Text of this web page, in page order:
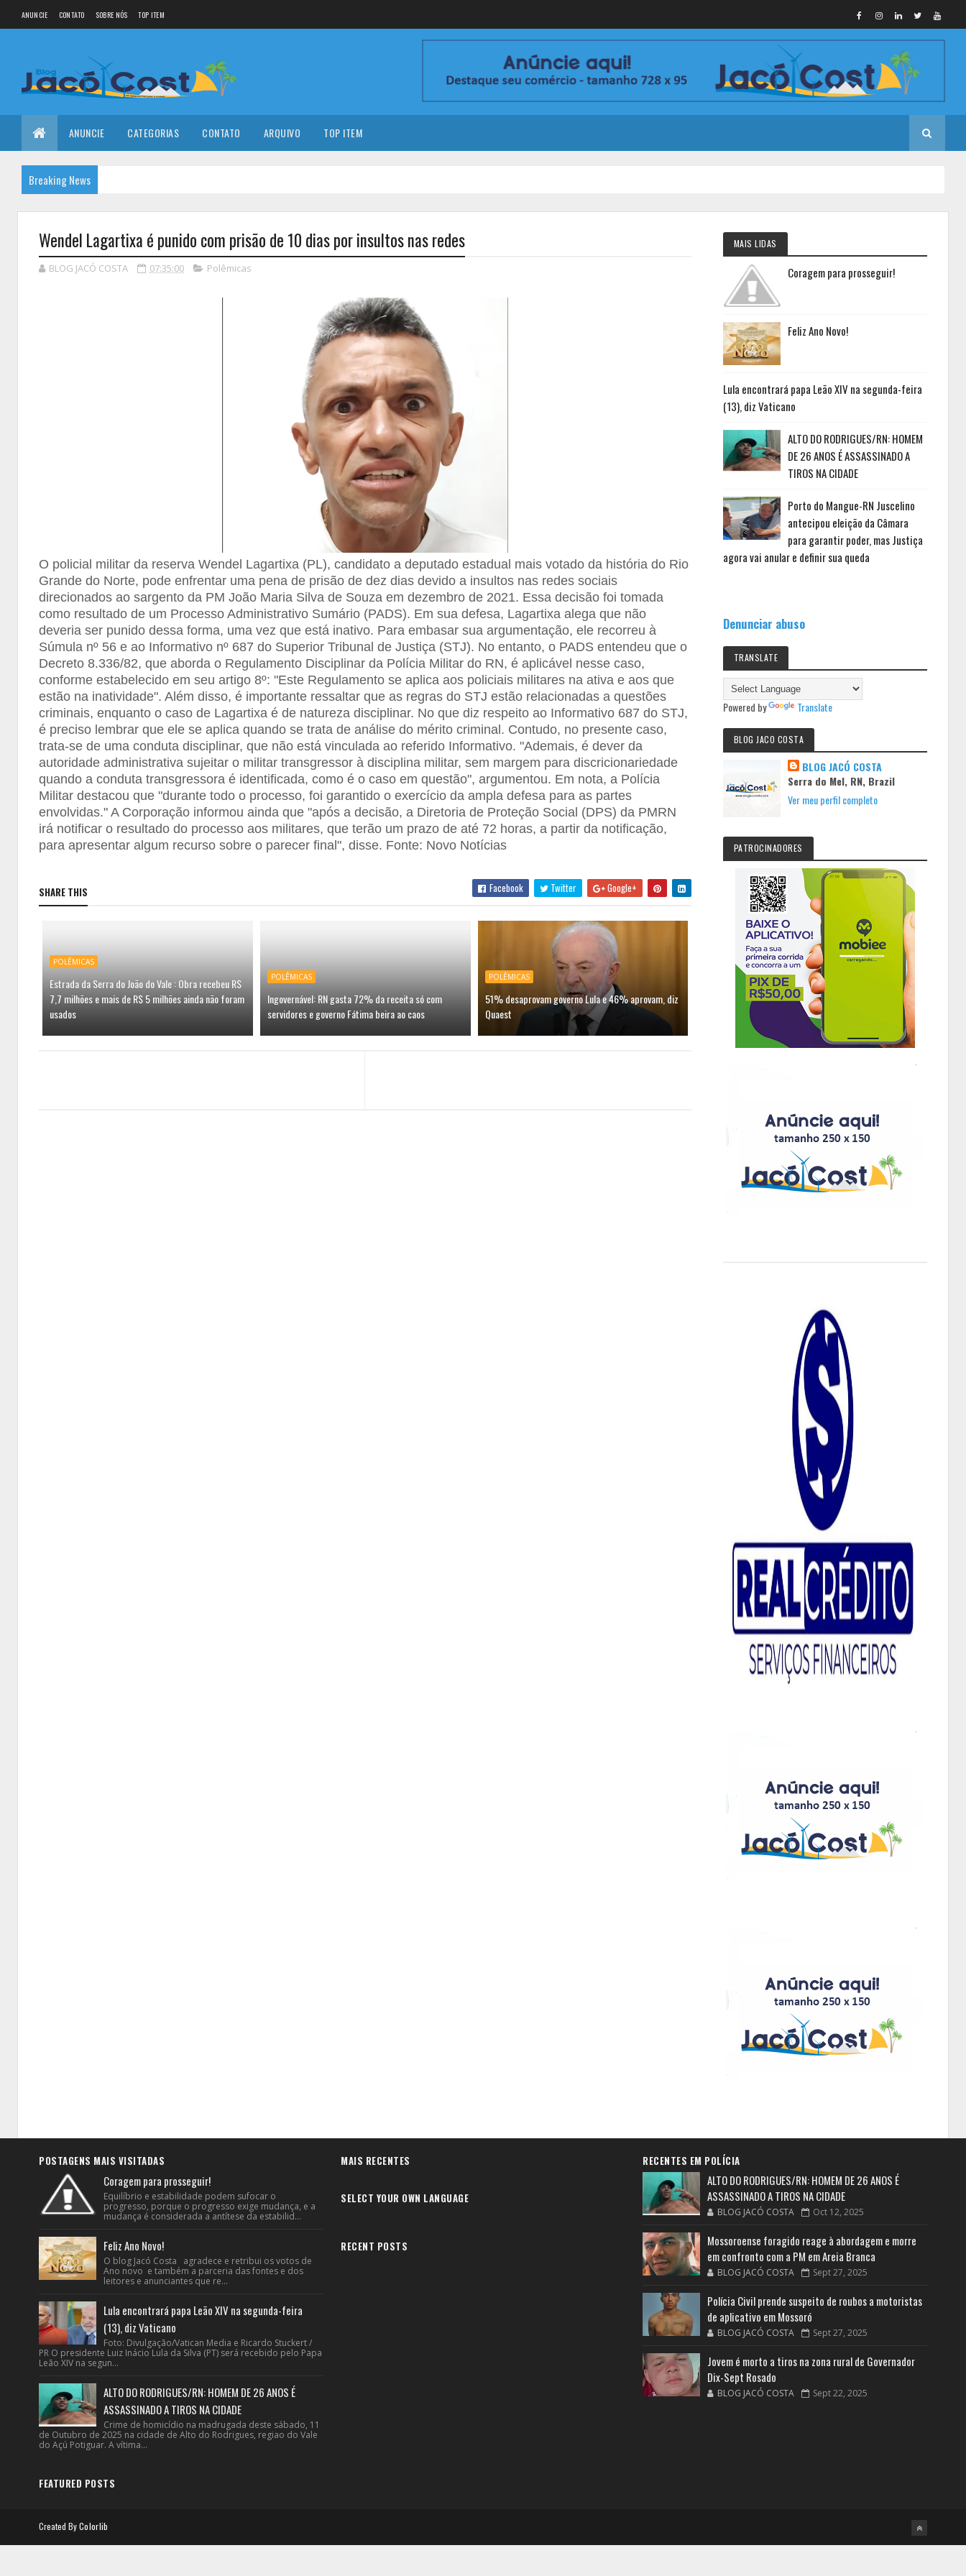
ANUNCIE CONTATO SOBRE NÓS TOP ITEM
ANUNCIE CATEGORIAS CONTATO ARQUIVO TOP ITEM
Breaking News
Wendel Lagartixa é punido com prisão de 10 dias por insultos nas redes
BLOG JACÓ COSTA 07:35:00 Polêmicas
O policial militar da reserva Wendel Lagartixa (PL), candidato a deputado estadual mais votado da história do Rio
Grande do Norte, pode enfrentar uma pena de prisão de dez dias devido a insultos nas redes sociais
direcionados ao sargento da PM João Maria Silva de Souza em dezembro de 2021. Essa decisão foi tomada
como resultado de um Processo Administrativo Sumário (PADS). Em sua defesa, Lagartixa alega que não
deveria ser punido dessa forma, uma vez que está inativo. Para embasar sua argumentação, ele recorreu à
Súmula nº 56 e ao Informativo nº 687 do Superior Tribunal de Justiça (STJ). No entanto, o PADS entendeu que o
Decreto 8.336/82, que aborda o Regulamento Disciplinar da Polícia Militar do RN, é aplicável nesse caso,
conforme estabelecido em seu artigo 8º: "Este Regulamento se aplica aos policiais militares na ativa e aos que
estão na inatividade". Além disso, é importante ressaltar que as regras do STJ estão relacionadas a questões
criminais, enquanto o caso de Lagartixa é de natureza disciplinar. No que diz respeito ao Informativo 687 do STJ,
é preciso lembrar que ele se aplica quando se trata de análise do mérito criminal. Contudo, no presente caso,
trata-se de uma conduta disciplinar, que não está vinculada ao referido Informativo. "Ademais, é dever da
autoridade administrativa sujeitar o militar transgressor à disciplina militar, sem margem para discricionariedade
quando a conduta transgressora é identificada, como é o caso em questão", argumentou. Em nota, a Polícia
Militar destacou que "durante todo o processo, foi garantido o exercício da ampla defesa para as partes
envolvidas." A Corporação informou ainda que "após a decisão, a Diretoria de Proteção Social (DPS) da PMRN
irá notificar o resultado do processo aos militares, que terão um prazo de até 72 horas, a partir da notificação,
para apresentar algum recurso sobre o parecer final", disse. Fonte: Novo Notícias
SHARE THIS Facebook Twitter Google+
POLÊMICAS
Estrada da Serra do João do Vale : Obra recebeu R$
7,7 milhões e mais de R$ 5 milhões ainda não foram
usados
POLÊMICAS
Ingovernável: RN gasta 72% da receita só com
servidores e governo Fátima beira ao caos
POLÊMICAS
51% desaprovam governo Lula e 46% aprovam, diz
Quaest
MAIS LIDAS
Coragem para prosseguir!
Feliz Ano Novo!
Lula encontrará papa Leão XIV na segunda-feira
(13), diz Vaticano
ALTO DO RODRIGUES/RN: HOMEM
DE 26 ANOS É ASSASSINADO A
TIROS NA CIDADE
Porto do Mangue-RN Juscelino
antecipou eleição da Câmara
para garantir poder, mas Justiça
agora vai anular e definir sua queda
Denunciar abuso
TRANSLATE
Powered by Translate
BLOG JACO COSTA
BLOG JACÓ COSTA
Serra do Mel, RN, Brazil
Ver meu perfil completo
PATROCINADORES
POSTAGENS MAIS VISITADAS
Coragem para prosseguir!
Equilíbrio e estabilidade podem sufocar o
progresso, porque o progresso exige mudança, e a
mudança é considerada a antítese da estabilid...
Feliz Ano Novo!
O blog Jacó Costa agradece e retribui os votos de
Ano novo e também a parceria das fontes e dos
leitores e anunciantes que re...
Lula encontrará papa Leão XIV na segunda-feira
(13), diz Vaticano
Foto: Divulgação/Vatican Media e Ricardo Stuckert /
PR O presidente Luiz Inácio Lula da Silva (PT) será recebido pelo Papa
Leão XIV na segun...
ALTO DO RODRIGUES/RN: HOMEM DE 26 ANOS É
ASSASSINADO A TIROS NA CIDADE
Crime de homicídio na madrugada deste sábado, 11
de Outubro de 2025 na cidade de Alto do Rodrigues, regiao do Vale
do Açú Potiguar. A vítima...
FEATURED POSTS
MAIS RECENTES
SELECT YOUR OWN LANGUAGE
RECENT POSTS
RECENTES EM POLÍCIA
ALTO DO RODRIGUES/RN: HOMEM DE 26 ANOS É
ASSASSINADO A TIROS NA CIDADE
BLOG JACÓ COSTA Oct 12, 2025
Mossoroense foragido reage à abordagem e morre
em confronto com a PM em Areia Branca
BLOG JACÓ COSTA Sept 27, 2025
Polícia Civil prende suspeito de roubos a motoristas
de aplicativo em Mossoró
BLOG JACÓ COSTA Sept 27, 2025
Jovem é morto a tiros na zona rural de Governador
Dix-Sept Rosado
BLOG JACÓ COSTA Sept 22, 2025
Created ByColorlib